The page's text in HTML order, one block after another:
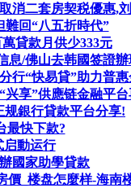
消二套房契税優惠,
難回“八五折時代”
貸款月供少333元
息/佛山去韩國签證
行“快易貸”助力普惠
享”供應链金融平
规銀行貸款平台分享!
最快下款?
启動运行
國家助學貸款
價_楼盘怎麼样-海南